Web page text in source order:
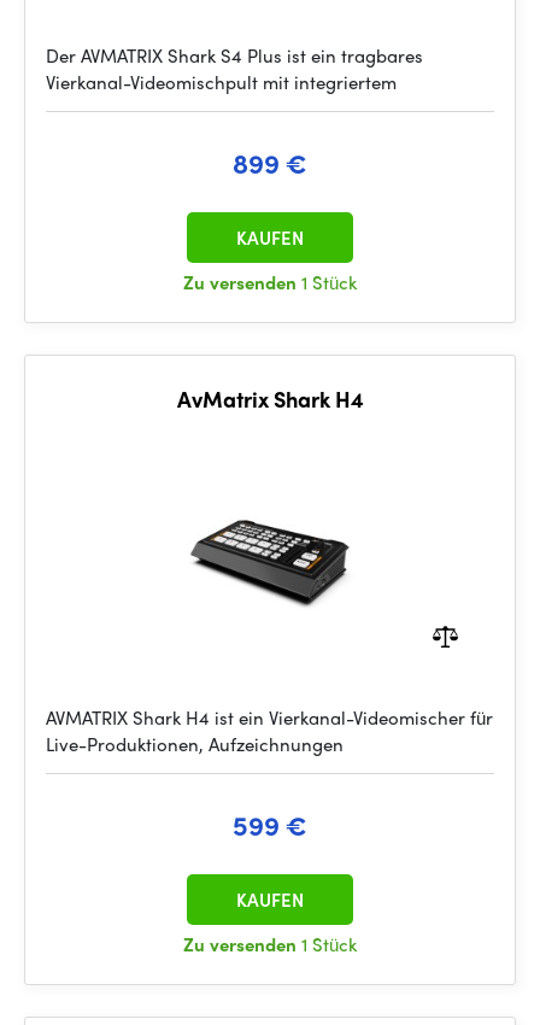
Der AVMATRIX Shark S4 Plus ist ein tragbares
Vierkanal-Videomischpult mit integriertem
899 €
Zu versenden 1 Stück
KAUFEN
AvMatrix Shark H4
AVMATRIX Shark H4 ist ein Vierkanal-Videomischer für
Live-Produktionen, Aufzeichnungen
599 €
Zu versenden 1 Stück
KAUFEN